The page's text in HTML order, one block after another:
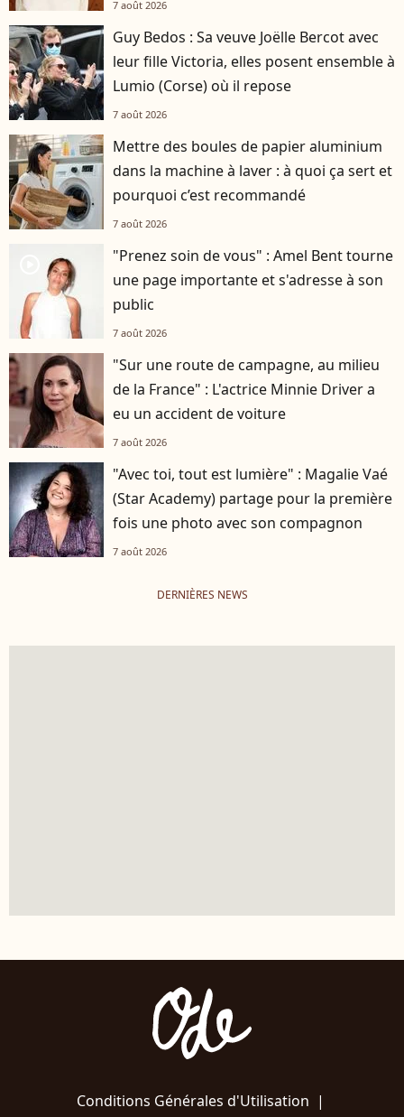
7 août 2026
Guy Bedos : Sa veuve Joëlle Bercot avec
leur fille Victoria, elles posent ensemble à
Lumio (Corse) où il repose
7 août 2026
Mettre des boules de papier aluminium
dans la machine à laver : à quoi ça sert et
pourquoi c’est recommandé
7 août 2026
"Prenez soin de vous" : Amel Bent tourne
une page importante et s'adresse à son
public
7 août 2026
"Sur une route de campagne, au milieu
de la France" : L'actrice Minnie Driver a
eu un accident de voiture
7 août 2026
"Avec toi, tout est lumière" : Magalie Vaé
(Star Academy) partage pour la première
fois une photo avec son compagnon
7 août 2026
DERNIÈRES NEWS
Conditions Générales d'Utilisation |